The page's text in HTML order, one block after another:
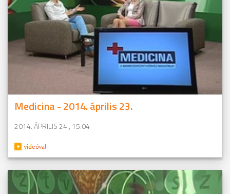
Medicina - 2014. április 23.
2014. ÁPRILIS 24., 15:04